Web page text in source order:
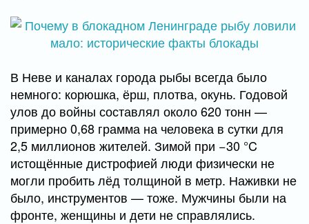
В Неве и каналах города рыбы всегда было
немного: корюшка, ёрш, плотва, окунь. Годовой
улов до войны составлял около 620 тонн —
примерно 0,68 грамма на человека в сутки для
2,5 миллионов жителей. Зимой при −30 °C
истощённые дистрофией люди физически не
могли пробить лёд толщиной в метр. Наживки не
было, инструментов — тоже. Мужчины были на
фронте, женщины и дети не справлялись.